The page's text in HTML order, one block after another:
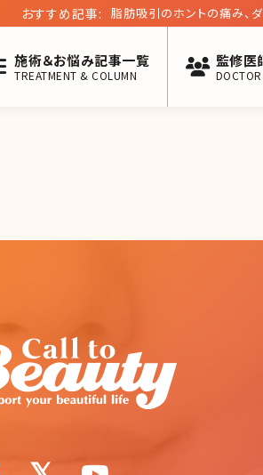
おすすめ記事:
脂肪吸引のホントの痛み、ダ
施術＆お悩み記事一覧
TREATMENT & COLUMN
監修医
DOCTOR